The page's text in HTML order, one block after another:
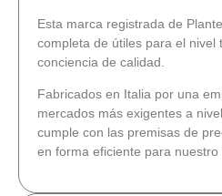
Esta marca registrada de
completa de útiles para el nivel
conciencia de calidad.
Fabricados en Italia por una
mercados más exigentes a
cumple con las premisas de
en forma eficiente para nuestro